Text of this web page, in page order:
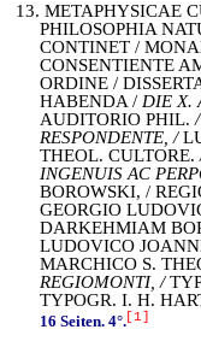
13. METAPHYSICAE
PHILOSOPHIA
CONTINET /
CONSENTIENTE
ORDINE /
HABENDA / DIE X.
AUDITORIO PHIL.
RESPONDENTE, /
THEOL. CULTORE.
INGENUIS AC
BOROWSKI, /
GEORGIO
DARKEHMIAM
LUDOVICO
MARCHICO S.
REGIOMONTI, /
TYPOGR. I. H.
16 Seiten. 4°. [1]